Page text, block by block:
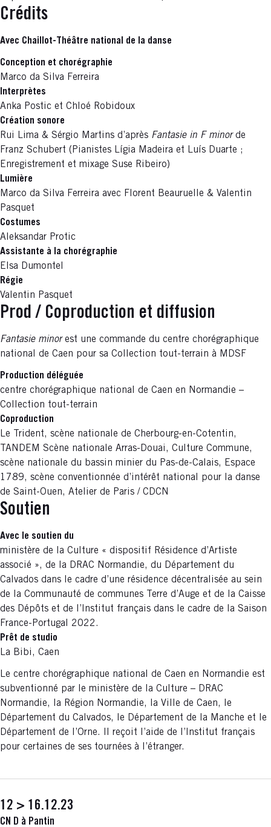
Crédits
Avec Chaillot-Théâtre national de la danse
Conception et chorégraphie
Marco da Silva Ferreira
Interprètes
Anka Postic et Chloé Robidoux
Création sonore
Rui Lima & Sérgio Martins d’après Fantasie in F minorde
Franz Schubert (Pianistes Lígia Madeira et Luís Duarte ;
Enregistrement et mixage Suse Ribeiro)
Lumière
Marco da Silva Ferreira avec Florent Beauruelle & Valentin
Pasquet
Costumes
Aleksandar Protic
Assistante à la chorégraphie
Elsa Dumontel
Régie
Valentin Pasquet
Prod / Coproduction et diffusion
Fantasie minorest une commande du centre chorégraphique
national de Caen pour sa Collection tout-terrain à MDSF
Production déléguée
centre chorégraphique national de Caen en Normandie –
Collection tout-terrain
Coproduction
Le Trident, scène nationale de Cherbourg-en-Cotentin,
TANDEM Scène nationale Arras-Douai, Culture Commune,
scène nationale du bassin minier du Pas-de-Calais, Espace
1789, scène conventionnée d’intérêt national pour la danse
de Saint-Ouen, Atelier de Paris / CDCN
Soutien
Avec le soutien du
ministère de la Culture « dispositif Résidence d’Artiste
associé », de la DRAC Normandie, du Département du
Calvados dans le cadre d’une résidence décentralisée au sein
de la Communauté de communes Terre d’Auge et de la Caisse
des Dépôts et de l’Institut français dans le cadre de la Saison
France-Portugal 2022.
Prêt de studio
La Bibi, Caen
Le centre chorégraphique national de Caen en Normandie est
subventionné par le ministère de la Culture – DRAC
Normandie, la Région Normandie, la Ville de Caen, le
Département du Calvados, le Département de la Manche et le
Département de l’Orne. Il reçoit l’aide de l’Institut français
pour certaines de ses tournées à l’étranger.
12 > 16.12.23
CN D à Pantin